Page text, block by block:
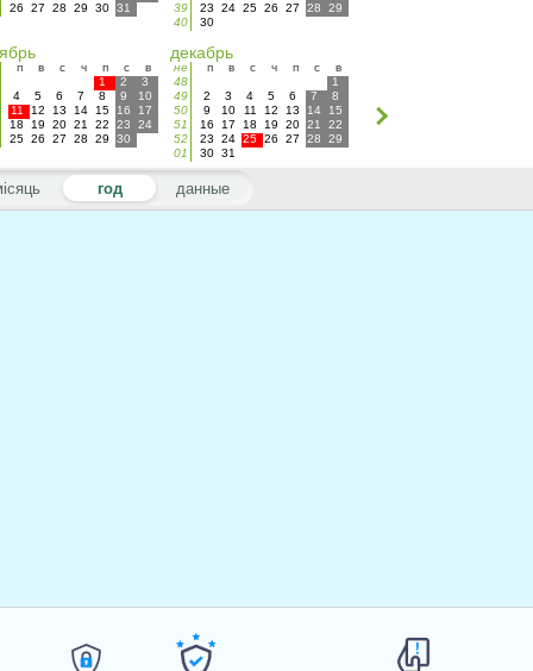
26
27 28 29 30 31
39
23 24 25 26 27 28
29
40
30
п в с ч п с
в
1
2
3
4
5 6 7 8 9
10
11
12 13 14 15 16
17
18
19 20 21 22 23
24
25 26 27 28 29 30
декабрь
не п в с ч п с
в
48
1
49
2 3 4 5 6 7
8
50
9 10 11 12 13 14
15
51
16 17 18 19 20 21
22
52
23 24 25 26 27 28
29
01
30 31
год данные